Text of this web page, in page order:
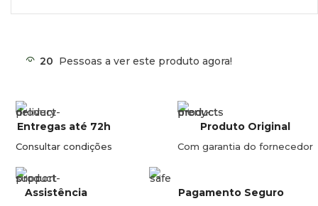
NOTAS
20 Pessoas a ver este produto agora!
Entregas até 72h
Consultar condições
Produto Original
Com garantia do fornecedor
Assistência Pagamento Seguro